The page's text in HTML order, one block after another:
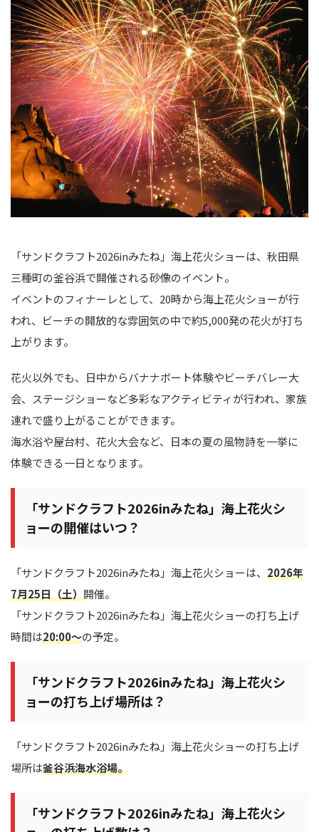
「サンドクラフト2026inみたね」海上花火ショーは、秋田県
三種町の釜谷浜で開催される砂像のイベント。
イベントのフィナーレとして、20時から海上花火ショーが行
われ、ビーチの開放的な雰囲気の中で約5,000発の花火が打ち
上がります。
花火以外でも、日中からバナナボート体験やビーチバレー大
会、ステージショーなど多彩なアクティビティが行われ、家族
連れで盛り上がることができます。
海水浴や屋台村、花火大会など、日本の夏の風物詩を一挙に
体験できる一日となります。
「サンドクラフト2026inみたね」海上花火シ
ョーの開催はいつ？
「サンドクラフト2026inみたね」海上花火ショーは、 2026年
7月25日（土）開催。
「サンドクラフト2026inみたね」海上花火ショーの打ち上げ
時間は20:00～の予定。
「サンドクラフト2026inみたね」海上花火シ
ョーの打ち上げ場所は？
「サンドクラフト2026inみたね」海上花火ショーの打ち上げ
場所は釜谷浜海水浴場。
「サンドクラフト2026inみたね」海上花火シ